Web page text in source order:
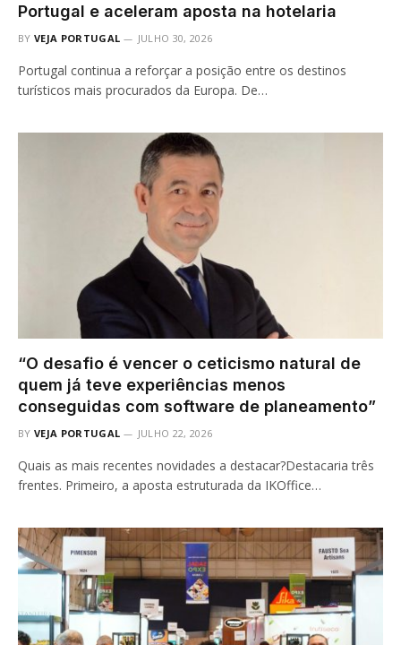
Portugal e aceleram aposta na hotelaria
BY VEJA PORTUGAL JULHO 30, 2026
Portugal continua a reforçar a posição entre os destinos
turísticos mais procurados da Europa. De…
“O desafio é vencer o ceticismo natural de
quem já teve experiências menos
conseguidas com software de planeamento”
BY VEJA PORTUGAL JULHO 22, 2026
Quais as mais recentes novidades a destacar?Destacaria três
frentes. Primeiro, a aposta estruturada da IKOffice…